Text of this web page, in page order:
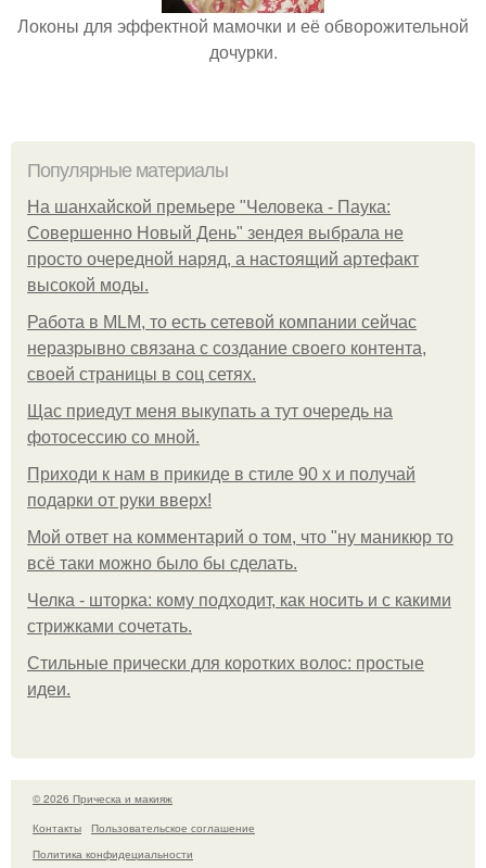
Локоны для эффектной мамочки и её обворожительной
дочурки.
Популярные материалы
На шанхайской премьере "Человека - Паука:
Совершенно Новый День" зендея выбрала не
просто очередной наряд, а настоящий артефакт
высокой моды.
Работа в MLM, то есть сетевой компании сейчас
неразрывно связана с создание своего контента,
своей страницы в соц сетях.
Щас приедут меня выкупать а тут очередь на
фотосессию со мной.
Приходи к нам в прикиде в стиле 90 х и получай
подарки от руки вверх!
Мой ответ на комментарий о том, что "ну маникюр то
всё таки можно было бы сделать.
Челка - шторка: кому подходит, как носить и с какими
стрижками сочетать.
Стильные прически для коротких волос: простые
идеи.
© 2026 Прическа и макияж
Контакты
Пользовательское соглашение
Политика конфидециальности